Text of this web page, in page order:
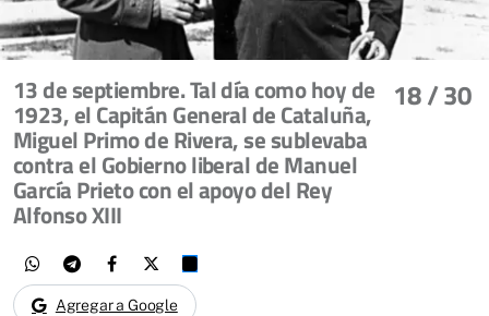
18/ 30
13 de septiembre. Tal día como hoy de
1923, el Capitán General de Cataluña,
Miguel Primo de Rivera, se sublevaba
contra el Gobierno liberal de Manuel
García Prieto con el apoyo del Rey
Alfonso XIII
Agregar a Google